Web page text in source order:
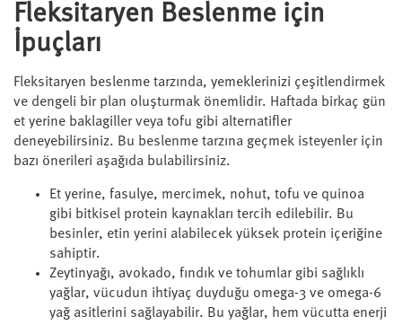
Fleksitaryen Beslenme için
İpuçları
Fleksitaryen beslenme tarzında, yemeklerinizi çeşitlendirmek
ve dengeli bir plan oluşturmak önemlidir. Haftada birkaç gün
et yerine baklagiller veya tofu gibi alternatifler
deneyebilirsiniz. Bu beslenme tarzına geçmek isteyenler için
bazı önerileri aşağıda bulabilirsiniz.
Et yerine, fasulye, mercimek, nohut, tofu ve quinoa
gibi bitkisel protein kaynakları tercih edilebilir. Bu
besinler, etin yerini alabilecek yüksek protein içeriğine
sahiptir.
Zeytinyağı, avokado, fındık ve tohumlar gibi sağlıklı
yağlar, vücudun ihtiyaç duyduğu omega-3 ve omega-6
yağ asitlerini sağlayabilir. Bu yağlar, hem vücutta enerji